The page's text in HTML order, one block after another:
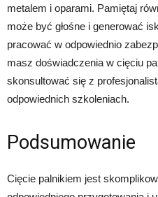
metalem i oparami. Pamiętaj
może być głośne i generować
pracować w odpowiednio
masz doświadczenia w cięciu
skonsultować się z
odpowiednich szkoleniach.
Podsumowanie
Cięcie palnikiem jest